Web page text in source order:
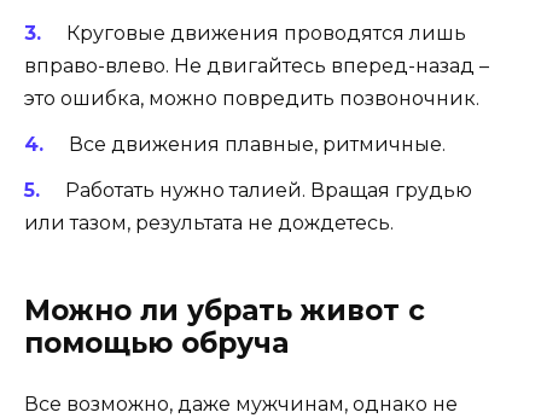
Круговые движения проводятся лишь
вправо-влево. Не двигайтесь вперед-назад –
это ошибка, можно повредить позвоночник.
Все движения плавные, ритмичные.
Работать нужно талией. Вращая грудью
или тазом, результата не дождетесь.
Можно ли убрать живот с
помощью обруча
Все возможно, даже мужчинам, однако не